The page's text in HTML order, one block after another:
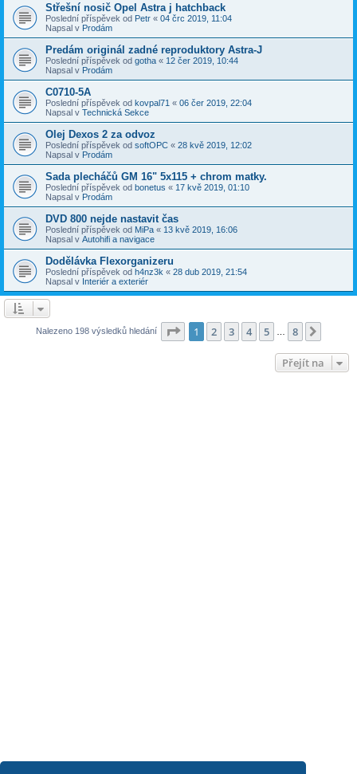
Střešní nosič Opel Astra j hatchback
Poslední příspěvek od Petr « 04 črc 2019, 11:04
Napsal v Prodám
Predám originál zadné reproduktory Astra-J
Poslední příspěvek od gotha « 12 čer 2019, 10:44
Napsal v Prodám
C0710-5A
Poslední příspěvek od kovpal71 « 06 čer 2019, 22:04
Napsal v Technická Sekce
Olej Dexos 2 za odvoz
Poslední příspěvek od softOPC « 28 kvě 2019, 12:02
Napsal v Prodám
Sada plecháčů GM 16" 5x115 + chrom matky.
Poslední příspěvek od bonetus « 17 kvě 2019, 01:10
Napsal v Prodám
DVD 800 nejde nastavit čas
Poslední příspěvek od MiPa « 13 kvě 2019, 16:06
Napsal v Autohifi a navigace
Dodělávka Flexorganizeru
Poslední příspěvek od h4nz3k « 28 dub 2019, 21:54
Napsal v Interiér a exteriér
Nalezeno 198 výsledků hledání Stránka z
1 2 3 4 5 8
Přejít na